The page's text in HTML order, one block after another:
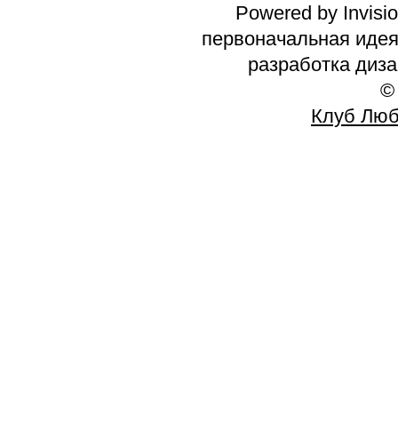
Powered by
первоначальная
разработка
©
Клуб